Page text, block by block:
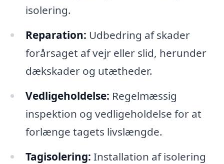
isolering.
Reparation: Udbedring af skader
forårsaget af vejr eller slid, herunder
dækskader og utætheder.
Vedligeholdelse: Regelmæssig
inspektion og vedligeholdelse for at
forlænge tagets livslængde.
Tagisolering: Installation af isolering